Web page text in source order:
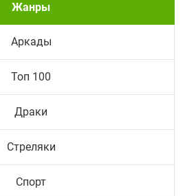
Жанры
Аркады
Топ 100
Драки
Стреляки
Спорт